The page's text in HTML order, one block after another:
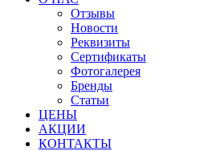
Отзывы
Новости
Реквизиты
Сертификаты
Фотогалерея
Бренды
Статьи
ЦЕНЫ
АКЦИИ
КОНТАКТЫ